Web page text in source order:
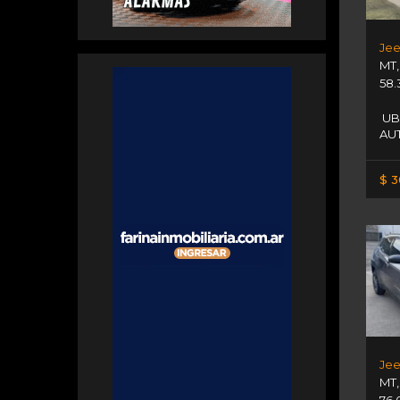
MT
$
MT